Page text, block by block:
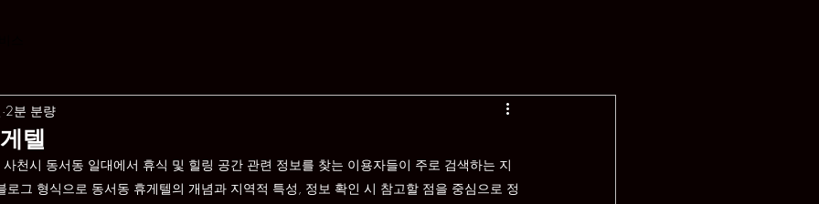
텔
2분 분량
천시 동서동 일대에서 휴식 및 힐링 공간 관련 정보를 찾는 이용자들이 주로 검색하는 지
로그 형식으로 동서동 휴게텔의 개념과 지역적 특성, 정보 확인 시 참고할 점을 중심으로 정